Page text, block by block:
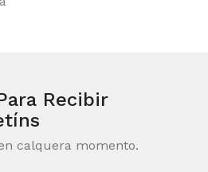
Recibir
calquera momento.